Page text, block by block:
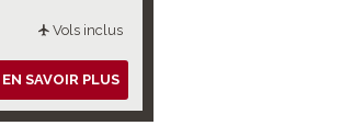
Vols inclus
EN SAVOIR PLUS